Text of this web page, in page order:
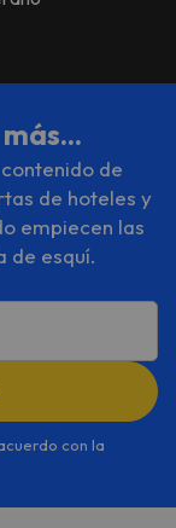
de
de hoteles y
empiecen las
de esquí.
con la